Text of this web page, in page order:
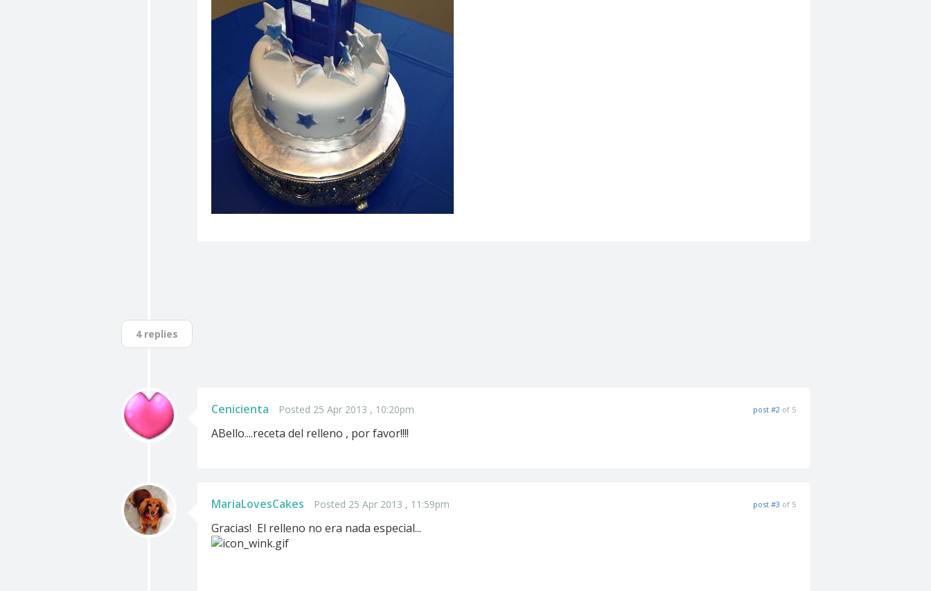
4 replies
Cenicienta Posted 25 Apr 2013 , 10:20pm post #2 of 5
ABello....receta del relleno , por favor!!!!
MariaLovesCakes Posted 25 Apr 2013 , 11:59pm post #3 of 5
Gracias! El relleno no era nada especial...